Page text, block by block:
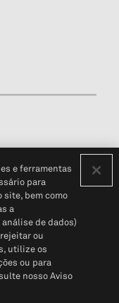
cliente (em inglês)
S&P Global
e ferramentas
para
site, bem como
a
de dados)
ou
utilize os
ou para
nosso Aviso